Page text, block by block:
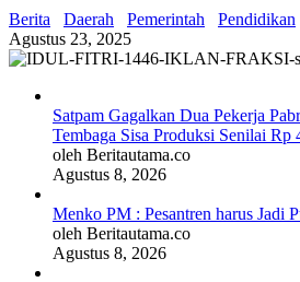
Berita Daerah Pemerintah Pendidikan
Agustus 23, 2025
Satpam Gagalkan Dua Pekerja
Tembaga Sisa Produksi Senilai Rp
oleh Beritautama.co
Agustus 8, 2026
Menko PM : Pesantren harus Jadi
oleh Beritautama.co
Agustus 8, 2026